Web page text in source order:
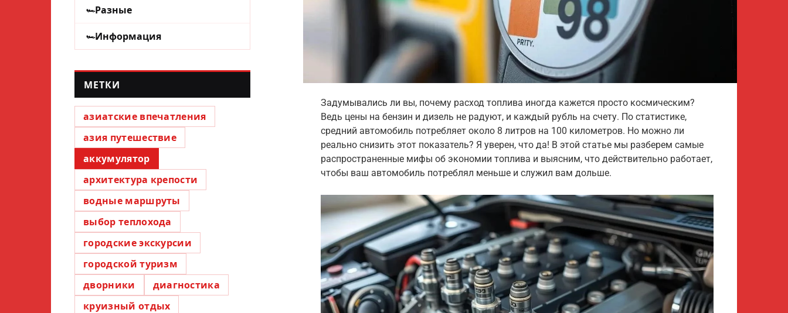
Задумывались ли вы, почему расход топлива иногда кажется просто космическим?
Ведь цены на бензин и дизель не радуют, и каждый рубль на счету. По статистике,
средний автомобиль потребляет около 8 литров на 100 километров. Но можно ли
реально снизить этот показатель? Я уверен, что да! В этой статье мы разберем самые
распространенные мифы об экономии топлива и выясним, что действительно работает,
чтобы ваш автомобиль потреблял меньше и служил вам дольше.
Разные
Информация
МЕТКИ
азиатские впечатления
азия путешествие
аккумулятор
архитектура крепости
водные маршруты
выбор теплохода
городские экскурсии
городской туризм
дворники
диагностика
круизный отдых